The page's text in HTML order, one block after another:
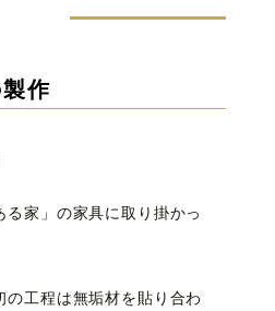
作
る家」の家具に取り掛かっ
の工程は無垢材を貼り合わ